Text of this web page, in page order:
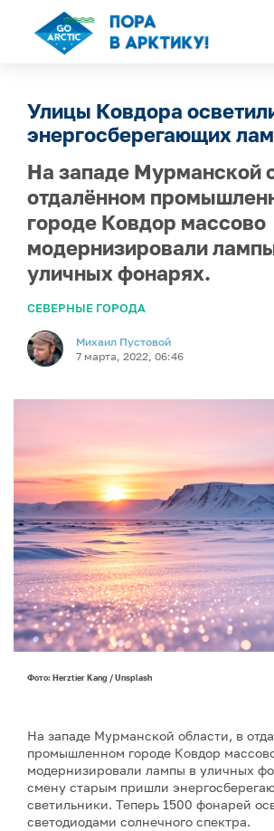
Улицы Ковдора
энергосберегающих
На западе Мурманской
отдалённом
городе Ковдор массово
модернизировали
уличных фонарях.
СЕВЕРНЫЕ ГОРОДА
Михаил Пустовой
7 марта, 2022, 06:46
Фото: Herztier Kang / Unsplash
На западе Мурманской области, в
промышленном городе Ковдор
модернизировали лампы в уличных
смену старым пришли
светильники. Теперь 1500 фонарей
светодиодами солнечного спектра.